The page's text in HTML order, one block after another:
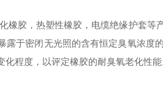
橡胶，热塑性橡胶，电缆绝缘护套
露于密闭无光照的含有恒定臭氧浓度
程度，以评定橡胶的耐臭氧老化性能